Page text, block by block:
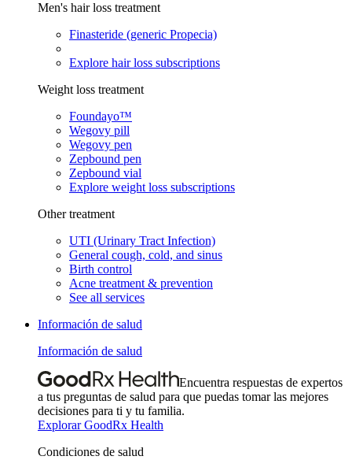
Men's hair loss treatment
Finasteride (generic Propecia)
Explore hair loss subscriptions
Weight loss treatment
Foundayo™
Wegovy pill
Wegovy pen
Zepbound pen
Zepbound vial
Explore weight loss subscriptions
Other treatment
UTI (Urinary Tract Infection)
General cough, cold, and sinus
Birth control
Acne treatment & prevention
See all services
Información de salud
Información de salud
Encuentra respuestas de expertos
a tus preguntas de salud para que puedas tomar las mejores
decisiones para ti y tu familia.
Explorar GoodRx Health
Condiciones de salud